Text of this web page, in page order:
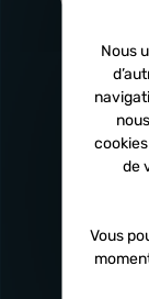
rapide
Sous 24h
Nous
de
Vous